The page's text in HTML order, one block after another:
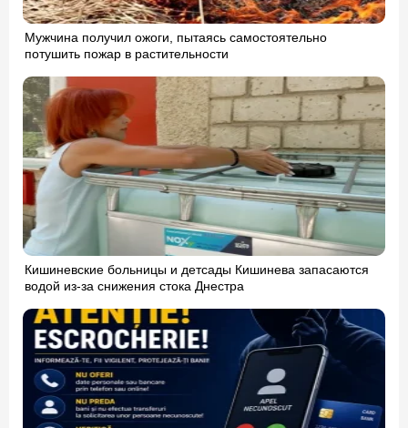
Мужчина получил ожоги, пытаясь самостоятельно
потушить пожар в растительности
Кишиневские больницы и детсады Кишинева запасаются
водой из-за снижения стока Днестра